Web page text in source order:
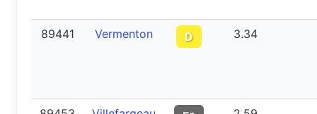
89441 Vermenton D 3.34